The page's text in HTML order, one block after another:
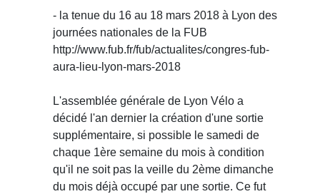
- la tenue du 16 au 18 mars 2018 à Lyon des
journées nationales de la FUB
http://www.fub.fr/fub/actualites/congres-fub-
aura-lieu-lyon-mars-2018
L'assemblée générale de Lyon Vélo a
décidé l'an dernier la création d'une sortie
supplémentaire, si possible le samedi de
chaque 1ère semaine du mois à condition
qu'il ne soit pas la veille du 2ème dimanche
du mois déjà occupé par une sortie. Ce fut